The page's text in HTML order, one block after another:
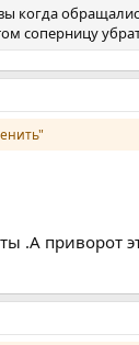
когда
соперницу
.А приворот